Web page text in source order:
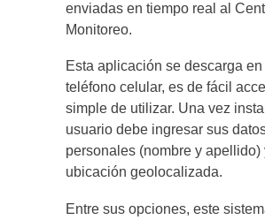
enviadas en tiempo real al
Monitoreo.
Esta aplicación se descarga
teléfono celular, es de fácil
simple de utilizar. Una vez
usuario debe ingresar sus
personales (nombre y apellido)
ubicación geolocalizada.
Entre sus opciones, este